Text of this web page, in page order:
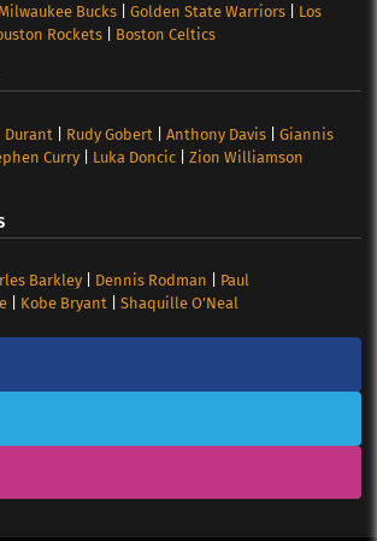
Milwaukee Bucks| Golden State Warriors| Los
Rockets| Boston Celtics
Durant Rudy Gobert Anthony Davis| Giannis
Curry| Luka Doncic| Zion Williamson
Barkley| Dennis Rodman
Paul
| Kobe Bryant| Shaquille O’Neal